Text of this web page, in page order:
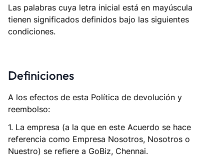
Las palabras cuya letra inicial está en mayúscula
tienen significados definidos bajo las siguientes
condiciones.
Definiciones
A los efectos de esta Política de devolución y
reembolso:
1. La empresa (a la que en este Acuerdo se hace
referencia como Empresa Nosotros, Nosotros o
Nuestro) se refiere a GoBiz, Chennai.